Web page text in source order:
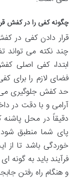
چگونه کفی را در کفش
قرار دادن کفی در
چند نکته می تواند
ابتدا، کفی اصلی
فضای لازم را برای
آرامی و با دقت در
دقیقاً در محل
پای شما منطبق
خوردگی باشد تا از
فرآیند باید به
و هنگام راه رفتن